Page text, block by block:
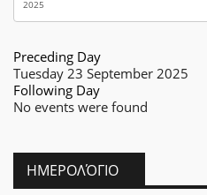
Preceding Day
Tuesday 23 September 2025
Following Day
No events were found
ΗΜΕΡΟΛΌΓΙΟ